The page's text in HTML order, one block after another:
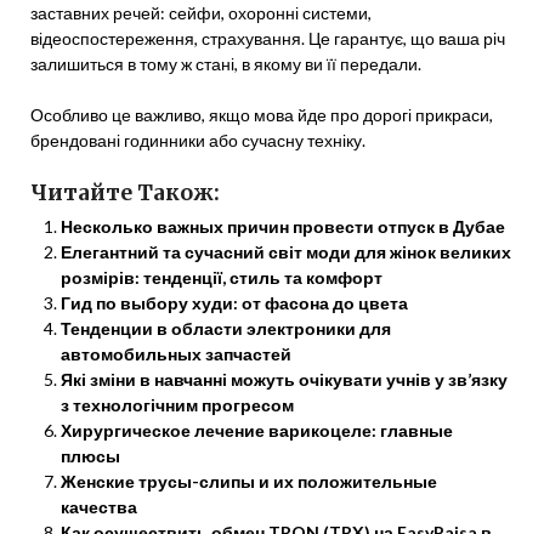
заставних речей: сейфи, охоронні системи,
відеоспостереження, страхування. Це гарантує, що ваша річ
залишиться в тому ж стані, в якому ви її передали.
Особливо це важливо, якщо мова йде про дорогі прикраси,
брендовані годинники або сучасну техніку.
Читайте Також:
Несколько важных причин провести отпуск в Дубае
Елегантний та сучасний світ моди для жінок великих
розмірів: тенденції, стиль та комфорт
Гид по выбору худи: от фасона до цвета
Тенденции в области электроники для
автомобильных запчастей
Які зміни в навчанні можуть очікувати учнів у зв’язку
з технологічним прогресом
Хирургическое лечение варикоцеле: главные
плюсы
Женские трусы-слипы и их положительные
качества